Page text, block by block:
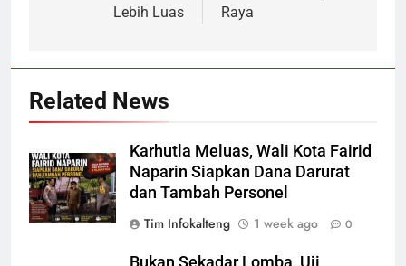
Lebih Luas
Raya
Related News
Karhutla Meluas, Wali Kota Fairid
Naparin Siapkan Dana Darurat
dan Tambah Personel
Tim Infokalteng
1 week ago 0
Bukan Sekadar Lomba, Uji